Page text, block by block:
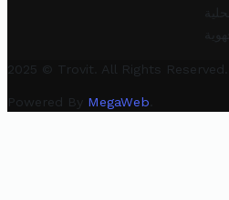
2025 © Trovit. All Rights Reserved.
Powered By MegaWeb